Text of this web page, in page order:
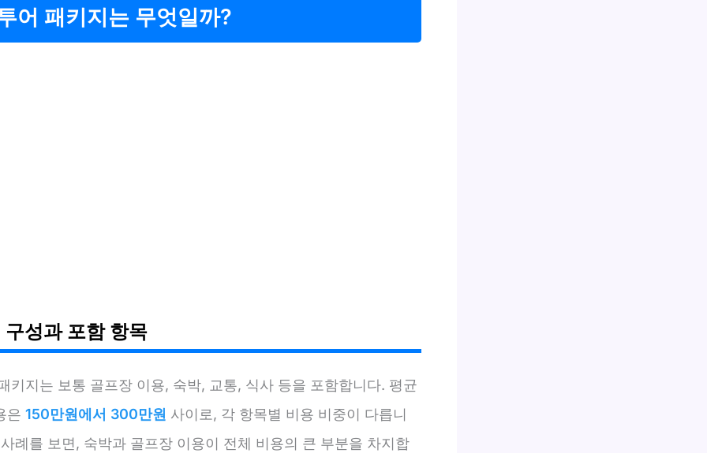
어 패키지는 무엇일까?
구성과 포함 항목
키지는 보통 골프장 이용, 숙박, 교통, 식사 등을 포함합니다. 평균
은 150만원에서 300만원 사이로, 각 항목별 비용 비중이 다릅니
례를 보면, 숙박과 골프장 이용이 전체 비용의 큰 부분을 차지합